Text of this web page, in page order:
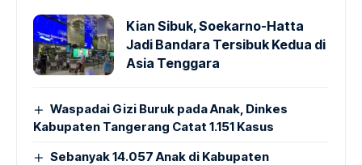
Kian Sibuk, Soekarno-Hatta
Jadi Bandara Tersibuk Kedua di
Asia Tenggara
Waspadai Gizi Buruk pada Anak, Dinkes
Kabupaten Tangerang Catat 1.151 Kasus
Sebanyak 14.057 Anak di Kabupaten